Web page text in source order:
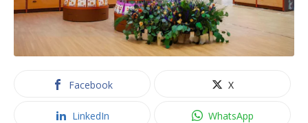
Facebook X
LinkedIn WhatsApp